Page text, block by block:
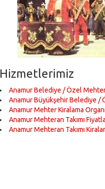
Hizmetlerimiz
Anamur Belediye / Özel Mehter
Anamur Büyükşehir Belediye /
Anamur Mehter Kiralama
Anamur Mehteran Takımı
Anamur Mehteran Takımı